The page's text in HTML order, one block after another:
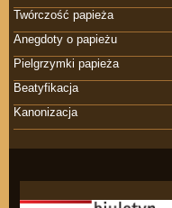
Twórczość papieża
Anegdoty o papieżu
Pielgrzymki papieża
Beatyfikacja
Kanonizacja